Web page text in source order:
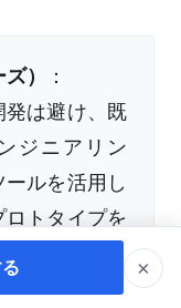
）
：
発は避け、既
ジニアリン
ルを活用し
トタイプを
かめ、「課
証すること
×